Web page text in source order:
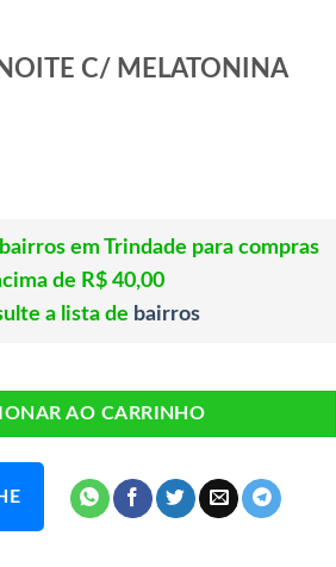
C/ MELATONINA
em Trindade para compras
de R$ 40,00
a lista de bairros
MELATONINA UNIDADE quantidade
AO CARRINHO